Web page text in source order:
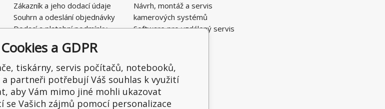
Zákazník a jeho dodací údaje
Souhrn a odeslání objednávky
Dodací a platební podmínky
Obchodní podmínky E-SHOPU
Ochrana osobních údajů
Řešení nedostatků, reklamace
Kontaktní formulář
Návrh, montáž a servis
kamerových systémů
Software pro vzdálený servis
Cookies a GDPR
tiskárny, servis počítačů, notebooků,
partneři potřebují Váš souhlas k využití
aby Vám mimo jiné mohli ukazovat
se Vašich zájmů pomocí personalizace